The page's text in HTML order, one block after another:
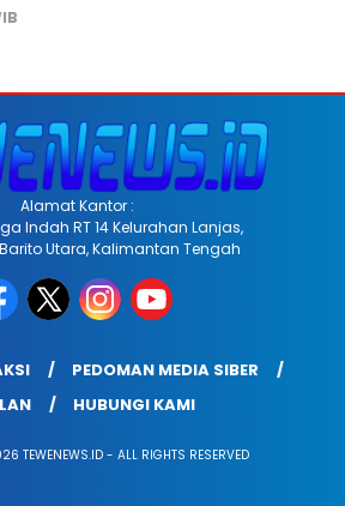
Alamat Kantor :
Indah RT 14 Kelurahan Lanjas,
Utara, Kalimantan Tengah
PEDOMAN MEDIA SIBER
HUBUNGI KAMI
TEWENEWS.ID - ALL RIGHTS RESERVED